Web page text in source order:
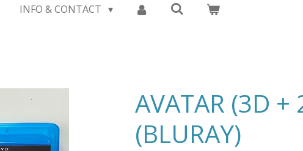
INFO & CONTACT
AVATAR (3D +
(BLURAY)